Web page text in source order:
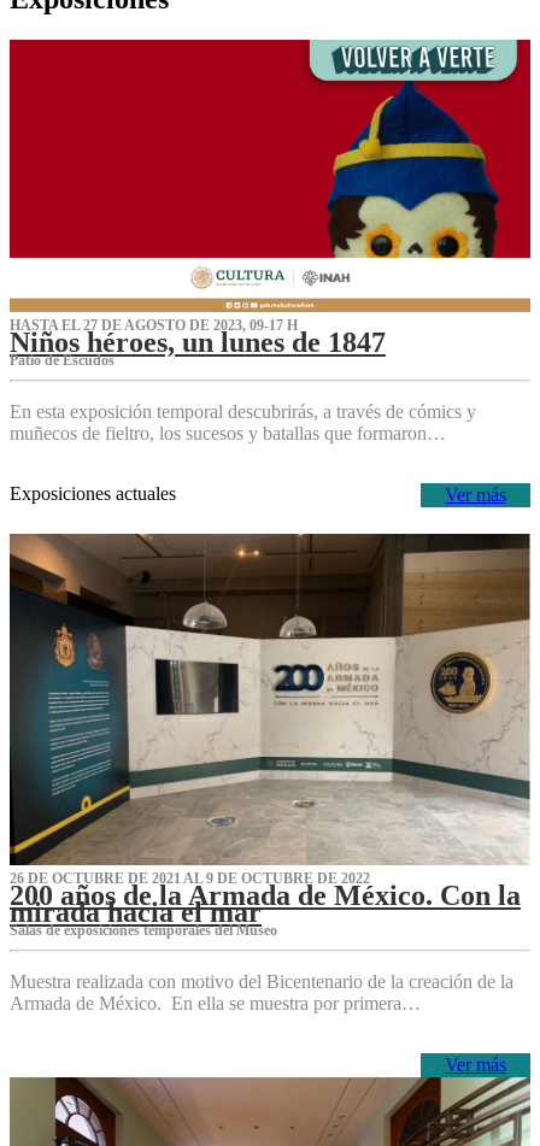
HASTA EL 27 DE AGOSTO DE 2023, 09-17 H
Niños héroes, un lunes de 1847
Patio de Escudos
En esta exposición temporal descubrirás, a través de cómics y
muñecos de fieltro, los sucesos y batallas que formaron…
Ver más
Exposiciones actuales
26 DE OCTUBRE DE 2021 AL 9 DE OCTUBRE DE 2022
200 años de la Armada de México. Con la
mirada hacia el mar
Salas de exposiciones temporales del Museo‌
Muestra realizada con motivo del Bicentenario de la creación de la
Armada de México. En ella se muestra por primera…
Ver más